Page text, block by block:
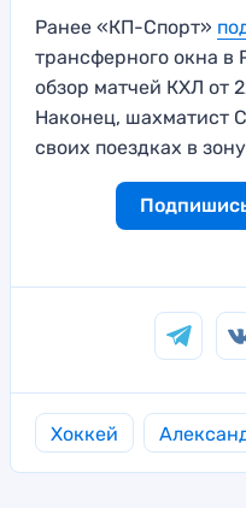
Ранее «КП-Спорт»
трансферного окна в
обзор матчей КХЛ от
Наконец, шахматист
своих поездках в
Хоккей